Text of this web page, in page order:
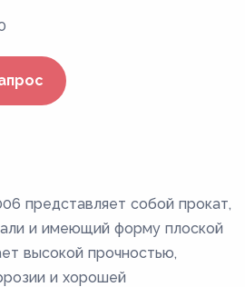
представляет собой прокат,
и имеющий форму плоской
высокой прочностью,
и хорошей